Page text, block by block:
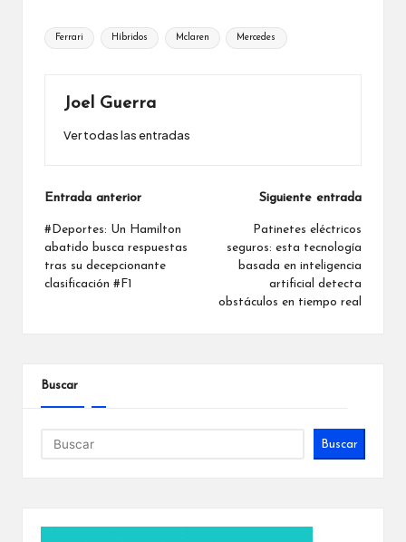
Etiquetas:
Ferrari Híbridos Mclaren Mercedes
Joel Guerra
Ver todas las entradas
Navegación
de
entradas
Entrada anterior
#Deportes: Un Hamilton
abatido busca respuestas
tras su decepcionante
clasificación #F1
Siguiente entrada
Patinetes eléctricos
seguros: esta tecnología
basada en inteligencia
artificial detecta
obstáculos en tiempo real
Buscar
Buscar